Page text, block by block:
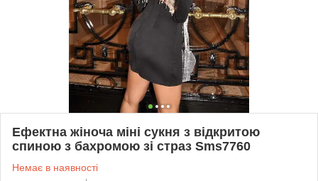
Ефектна жіноча міні сукня з відкритою
спиною з бахромою зі страз Sms7760
Немає в наявності